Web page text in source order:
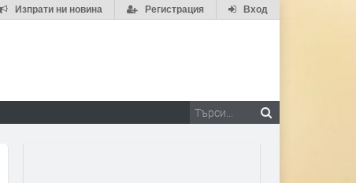
Вход
Регистрация
Изпрати ни новина